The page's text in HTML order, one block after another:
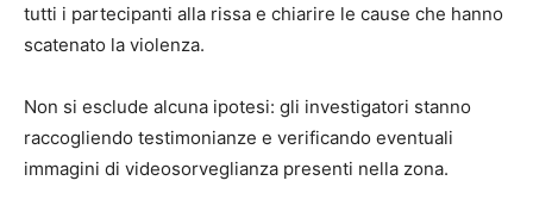
tutti i partecipanti alla rissa e chiarire le cause che hanno
scatenato la violenza.
Non si esclude alcuna ipotesi: gli investigatori stanno
raccogliendo testimonianze e verificando eventuali
immagini di videosorveglianza presenti nella zona.